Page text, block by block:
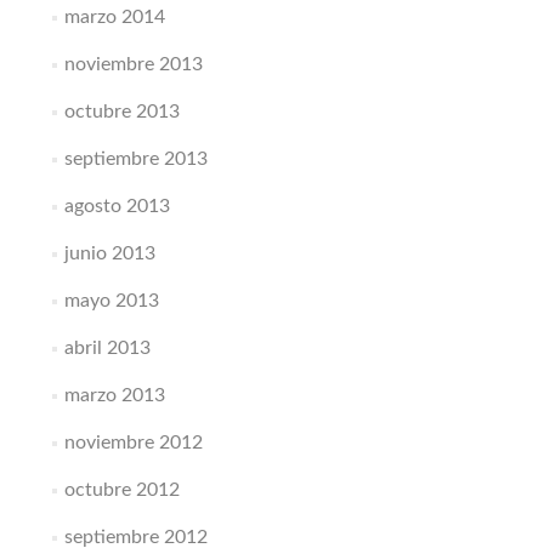
marzo 2014
noviembre 2013
octubre 2013
septiembre 2013
agosto 2013
junio 2013
mayo 2013
abril 2013
marzo 2013
noviembre 2012
octubre 2012
septiembre 2012